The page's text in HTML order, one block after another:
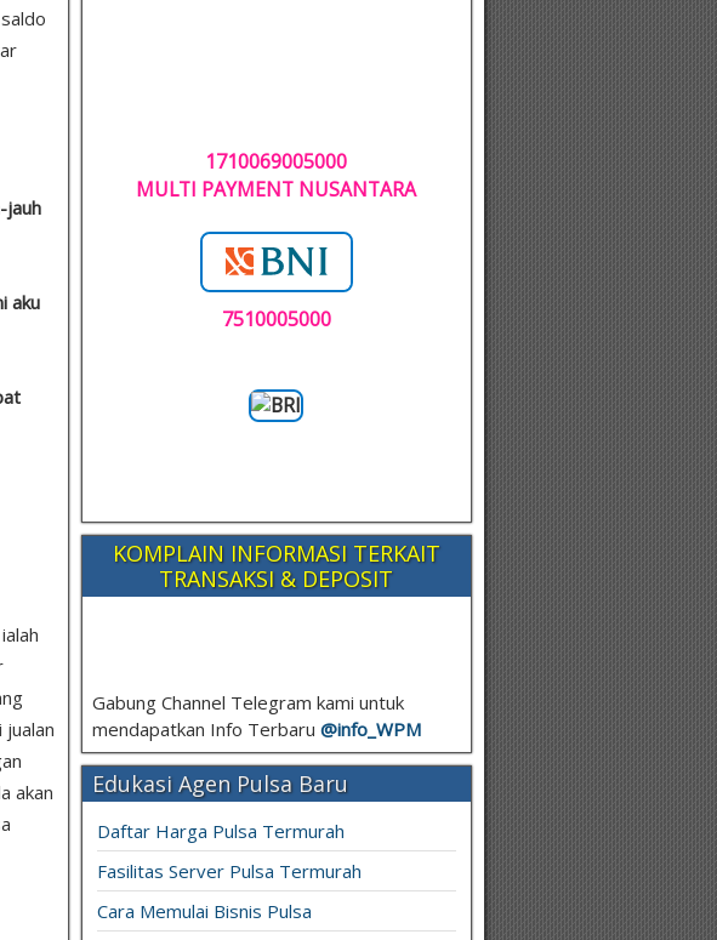
jauh
aku
akan
1710069005000
MULTI PAYMENT NUSANTARA
7510005000
KOMPLAIN INFORMASI TERKAIT
TRANSAKSI & DEPOSIT
Gabung Channel Telegram kami untuk
mendapatkan Info Terbaru @info_ WPM
Edukasi Agen Pulsa Baru
Daftar Harga Pulsa Termurah
Fasilitas Server Pulsa Termurah
Cara Memulai Bisnis Pulsa